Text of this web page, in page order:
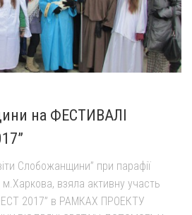
на ФЕСТИВАЛІ
Слобожанщини” при парафії
взяла активну участь
2017” в РАМКАХ ПРОЕКТУ